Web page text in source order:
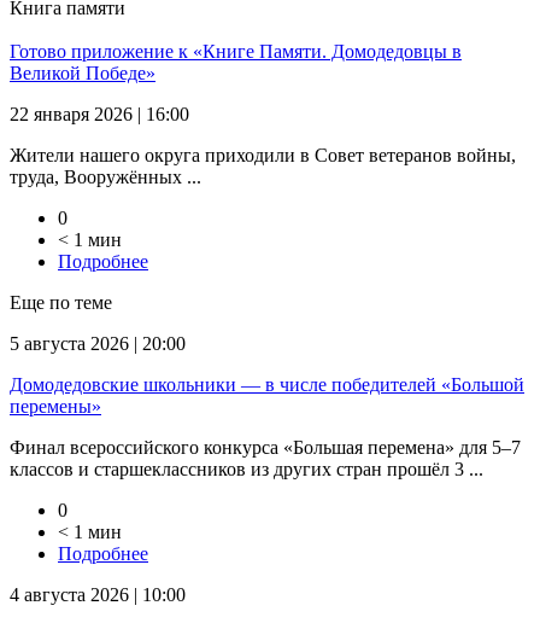
Книга памяти
Готово приложение к «Книге Памяти. Домодедовцы в
Великой Победе»
22 января 2026 | 16:00
Жители нашего округа приходили в Совет ветеранов войны,
труда, Вооружённых ...
0
< 1 мин
Подробнее
Еще по теме
5 августа 2026 | 20:00
Домодедовские школьники — в числе победителей «Большой
перемены»
Финал всероссийского конкурса «Большая перемена» для 5–7
классов и старшеклассников из других стран прошёл 3 ...
0
< 1 мин
Подробнее
4 августа 2026 | 10:00